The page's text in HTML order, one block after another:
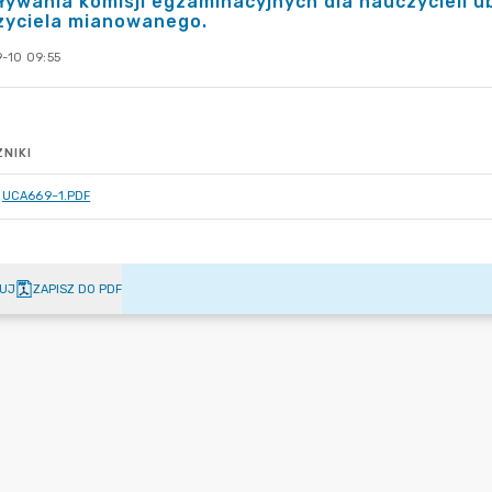
mianowanego.
10 09:55
UCA669~1.PDF
ZAPISZ DO PDF